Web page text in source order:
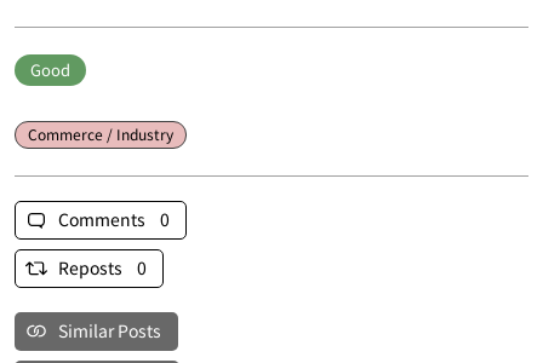
Good
Commerce / Industry
Comments 0
Reposts 0
Similar Posts